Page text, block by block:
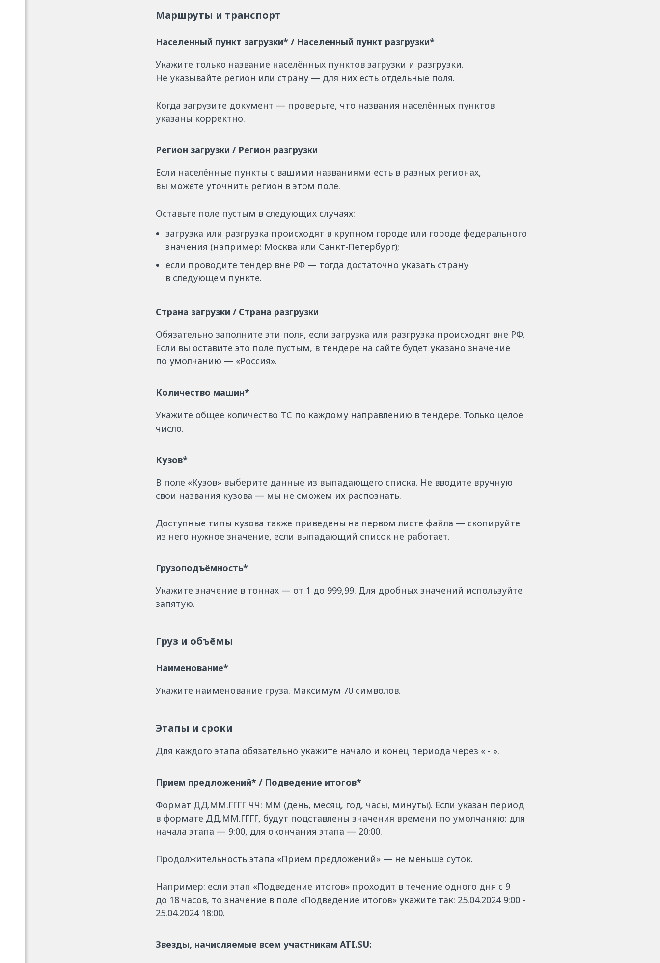
Маршруты и транспорт
Населенный пункт загрузки* / Населенный пункт разгрузки*
Укажите только название населённых пунктов загрузки и разгрузки.
Не указывайте регион или страну — для них есть отдельные поля.
Когда загрузите документ — проверьте, что названия населённых пунктов
указаны корректно.
Регион загрузки / Регион разгрузки
Если населённые пункты с вашими названиями есть в разных регионах,
вы можете уточнить регион в этом поле.
Оставьте поле пустым в следующих случаях:
загрузка или разгрузка происходят в крупном городе или городе федерального
значения (например: Москва или Санкт-Петербург);
если проводите тендер вне РФ — тогда достаточно указать страну
в следующем пункте.
Страна загрузки / Страна разгрузки
Обязательно заполните эти поля, если загрузка или разгрузка происходят вне РФ.
Если вы оставите это поле пустым, в тендере на сайте будет указано значение
по умолчанию — «Россия».
Количество машин*
Укажите общее количество ТС по каждому направлению в тендере. Только целое
число.
Кузов*
В поле «Кузов» выберите данные из выпадающего списка. Не вводите вручную
свои названия кузова — мы не сможем их распознать.
Доступные типы кузова также приведены на первом листе файла — скопируйте
из него нужное значение, если выпадающий список не работает.
Грузоподъёмность*
Укажите значение в тоннах — от 1 до 999,99. Для дробных значений используйте
запятую.
Груз и объёмы
Наименование*
Укажите наименование груза. Максимум 70 символов.
Этапы и сроки
Для каждого этапа обязательно укажите начало и конец периода через « - ».
Прием предложений* / Подведение итогов*
Формат ДД.ММ.ГГГГ ЧЧ: ММ (день, месяц, год, часы, минуты). Если указан период
в формате ДД.ММ.ГГГГ, будут подставлены значения времени по умолчанию: для
начала этапа — 9:00, для окончания этапа — 20:00.
Продолжительность этапа «Прием предложений» — не меньше суток.
Например: если этап «Подведение итогов» проходит в течение одного дня с 9
до 18 часов, то значение в поле «Подведение итогов» укажите так: 25.04.2024 9:00 -
25.04.2024 18:00.
Звезды, начисляемые всем участникам ATI.SU: